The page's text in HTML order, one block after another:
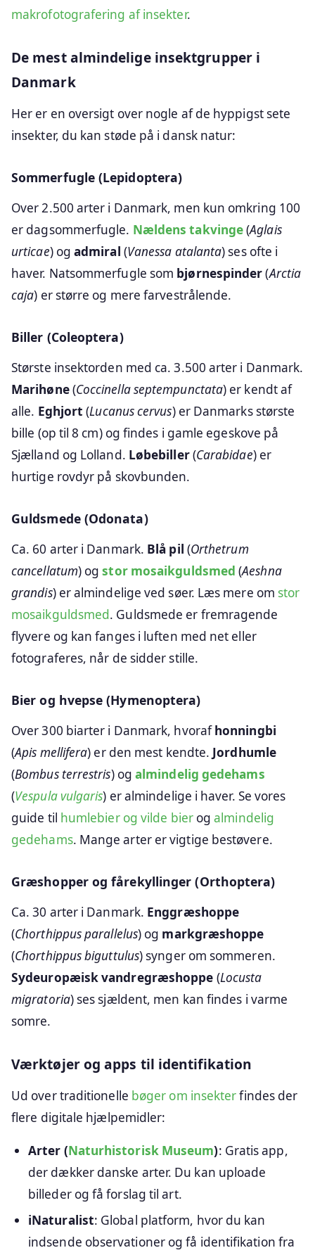
makrofotografering af insekter.
De mest almindelige insektgrupper i
Danmark
Her er en oversigt over nogle af de hyppigst sete
insekter, du kan støde på i dansk natur:
Sommerfugle (Lepidoptera)
Over 2.500 arter i Danmark, men kun omkring 100
er dagsommerfugle. Nældens takvinge(Aglais
urticae) ogadmiral (Vanessa atalanta) ses ofte i
haver. Natsommerfugle som bjørnespinder(Arctia
caja) er større og mere farvestrålende.
Biller (Coleoptera)
Største insektorden med ca. 3.500 arter i Danmark.
Marihøne(Coccinella septempunctata) er kendt af
alle. Eghjort (Lucanus cervus) er Danmarks største
bille (op til 8 cm) og findes i gamle egeskove på
Sjælland og Lolland. Løbebiller(Carabidae) er
hurtige rovdyr på skovbunden.
Guldsmede (Odonata)
Ca. 60 arter i Danmark. Blå pil (Orthetrum
cancellatum) ogstor mosaikguldsmed (Aeshna
grandis) er almindelige ved søer. Læs mere om stor
mosaikguldsmed. Guldsmede er fremragende
flyvere og kan fanges i luften med net eller
fotograferes, når de sidder stille.
Bier og hvepse (Hymenoptera)
Over 300 biarter i Danmark, hvorafhonningbi
(Apis mellifera) er den mest kendte. Jordhumle
(Bombus terrestris) ogalmindelig gedehams
(Vespula vulgaris) er almindelige i haver. Se vores
guide til humlebier og vilde bierogalmindelig
gedehams. Mange arter er vigtige bestøvere.
Græshopper og fårekyllinger (Orthoptera)
Ca. 30 arter i Danmark. Enggræshoppe
(Chorthippus parallelus) og markgræshoppe
(Chorthippus biguttulus) synger om sommeren.
Sydeuropæisk vandregræshoppe (Locusta
migratoria) ses sjældent, men kan findes i varme
somre.
Værktøjer og apps til identifikation
Ud over traditionelle bøger om insekterfindes der
flere digitale hjælpemidler:
Arter (Naturhistorisk Museum): Gratis app,
der dækker danske arter. Du kan uploade
billeder og få forslag til art.
iNaturalist: Global platform, hvor du kan
indsende observationer og få identifikation fra